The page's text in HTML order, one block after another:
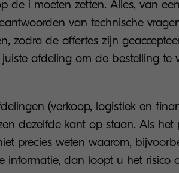
de i moeten zetten. Alles, van
van technische
zodra de offertes zijn
afdeling om de bestelling te
(verkoop, logistiek en
dezelfde kant op staan. Als het
precies weten waarom,
informatie, dan loopt u het risico